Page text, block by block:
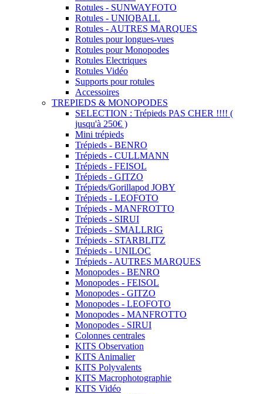
Rotules - SUNWAYFOTO
Rotules - UNIQBALL
Rotules - AUTRES MARQUES
Rotules pour longues-vues
Rotules pour Monopodes
Rotules Electriques
Rotules Vidéo
Supports pour rotules
Accessoires
TREPIEDS & MONOPODES
SELECTION : Trépieds PAS CHER !!!! (
jusqu'à 250€ )
Mini trépieds
Trépieds - BENRO
Trépieds - CULLMANN
Trépieds - FEISOL
Trépieds - GITZO
Trépieds/Gorillapod JOBY
Trépieds - LEOFOTO
Trépieds - MANFROTTO
Trépieds - SIRUI
Trépieds - SMALLRIG
Trépieds - STARBLITZ
Trépieds - UNILOC
Trépieds - AUTRES MARQUES
Monopodes - BENRO
Monopodes - FEISOL
Monopodes - GITZO
Monopodes - LEOFOTO
Monopodes - MANFROTTO
Monopodes - SIRUI
Colonnes centrales
KITS Observation
KITS Animalier
KITS Polyvalents
KITS Macrophotographie
KITS Vidéo